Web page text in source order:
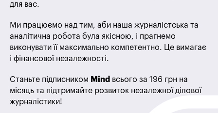
для вас.
Ми працюємо над тим, аби наша журналістська та
аналітична робота була якісною, і прагнемо
виконувати її максимально компетентно. Це вимагає
і фінансової незалежності.
Станьте підписником Mind всього за 196 грн на
місяць та підтримайте розвиток незалежної ділової
журналістики!